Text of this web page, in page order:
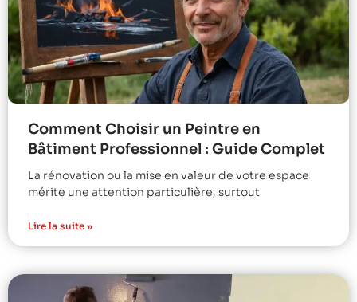
Comment Choisir un Peintre en
Bâtiment Professionnel : Guide Complet
La rénovation ou la mise en valeur de votre espace
mérite une attention particulière, surtout
Lire la suite »